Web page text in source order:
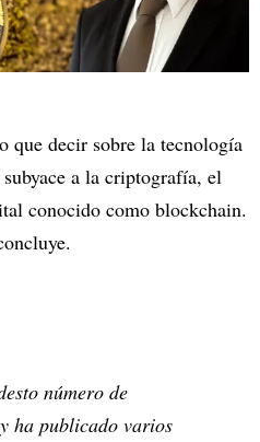
que decir sobre la tecnología
a la criptografía, el
conocido como blockchain.
número de
ha publicado varios